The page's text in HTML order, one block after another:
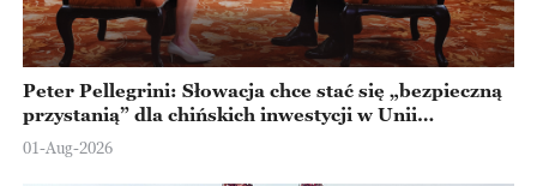
Peter Pellegrini: Słowacja chce stać się „bezpieczną
przystanią” dla chińskich inwestycji w Unii
Europejskiej
01-Aug-2026